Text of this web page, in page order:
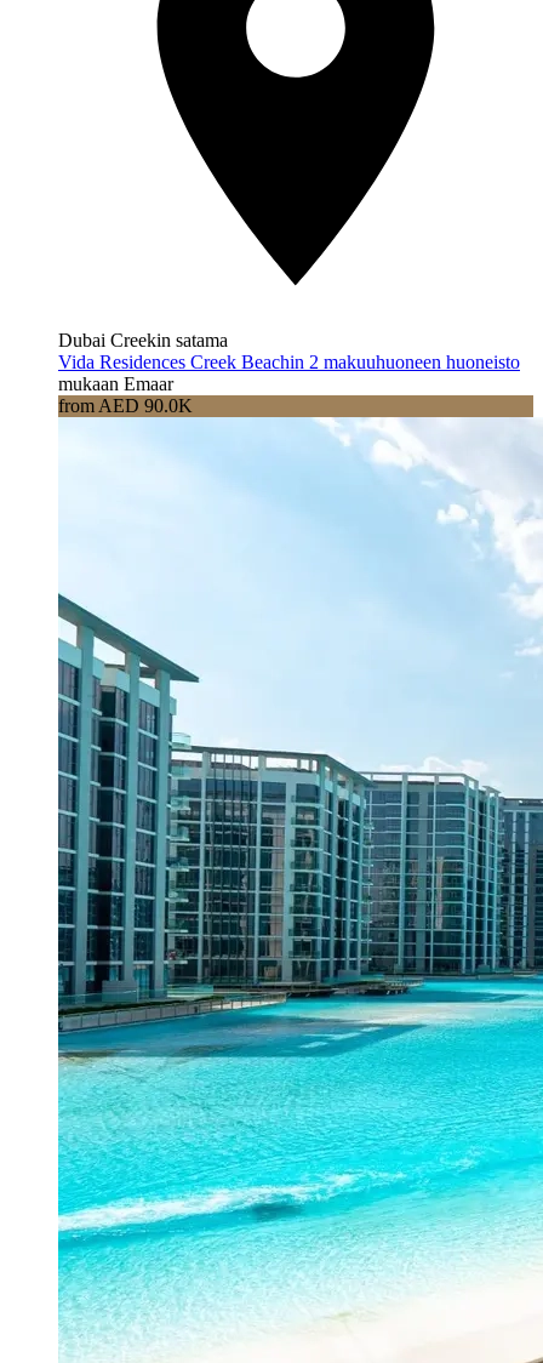
Dubai Creekin satama
Vida Residences Creek Beachin 2 makuuhuoneen huoneisto
mukaan Emaar
from AED 90.0K